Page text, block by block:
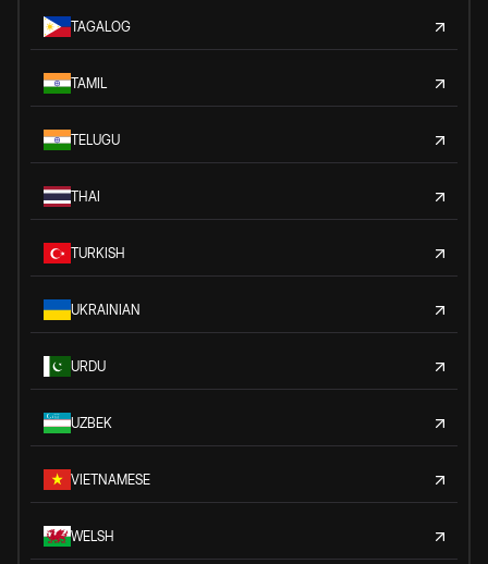
TAGALOG
TAMIL
TELUGU
THAI
TURKISH
UKRAINIAN
URDU
UZBEK
VIETNAMESE
WELSH